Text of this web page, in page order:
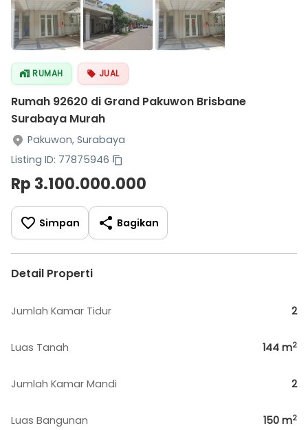
RUMAH JUAL
Rumah 92620 di Grand Pakuwon Brisbane
Surabaya Murah
Pakuwon, Surabaya
Listing ID: 77875946
Rp 3.100.000.000
Simpan Bagikan
Detail Properti
Jumlah Kamar Tidur 2
Luas Tanah 144 m2
Jumlah Kamar Mandi 2
Luas Bangunan 150 m2